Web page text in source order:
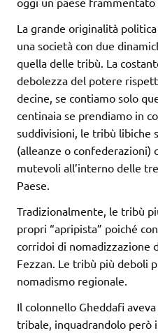
La grande originalità
una società con due
quella delle tribù. La
debolezza del potere
decine, se contiamo solo
centinaia se prendiamo in
suddivisioni, le tribù libiche
(alleanze o confederazioni)
mutevoli all’interno delle
Paese.
Tradizionalmente, le tribù
propri “apripista” poiché
corridoi di nomadizzazione
Fezzan. Le tribù più deboli
nomadismo regionale.
Il colonnello Gheddafi
tribale, inquadrandolo però